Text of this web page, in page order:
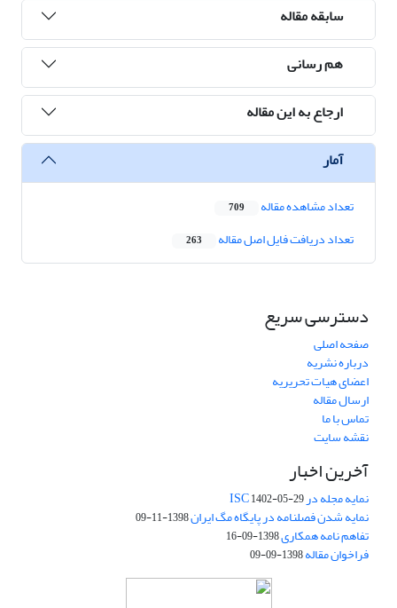
سابقه مقاله
هم رسانی
ارجاع به این مقاله
آمار
تعداد مشاهده مقاله 709
تعداد دریافت فایل اصل مقاله 263
دسترسی سریع
صفحه اصلی
درباره نشریه
اعضای هیات تحریریه
ارسال مقاله
تماس با ما
نقشه سایت
آخرین اخبار
نمایه مجله در ISC1402-05-29
نمایه شدن فصلنامه در پایگاه مگ ایران1398-11-09
تفاهم نامه همکاری1398-09-16
فراخوان مقاله1398-09-09